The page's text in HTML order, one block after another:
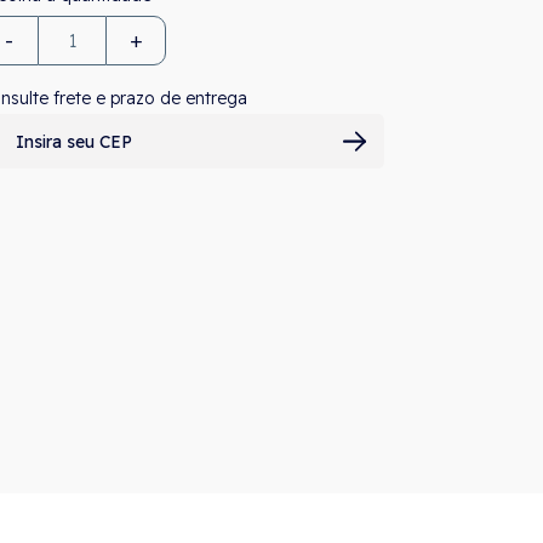
- +
frete e prazo de entrega